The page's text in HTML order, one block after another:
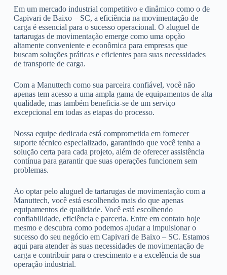
Em um mercado industrial competitivo e dinâmico como o de
Capivari de Baixo – SC, a eficiência na movimentação de
carga é essencial para o sucesso operacional. O aluguel de
tartarugas de movimentação emerge como uma opção
altamente conveniente e econômica para empresas que
buscam soluções práticas e eficientes para suas necessidades
de transporte de carga.
Com a Manuttech como sua parceira confiável, você não
apenas tem acesso a uma ampla gama de equipamentos de alta
qualidade, mas também beneficia-se de um serviço
excepcional em todas as etapas do processo.
Nossa equipe dedicada está comprometida em fornecer
suporte técnico especializado, garantindo que você tenha a
solução certa para cada projeto, além de oferecer assistência
contínua para garantir que suas operações funcionem sem
problemas.
Ao optar pelo aluguel de tartarugas de movimentação com a
Manuttech, você está escolhendo mais do que apenas
equipamentos de qualidade. Você está escolhendo
confiabilidade, eficiência e parceria. Entre em contato hoje
mesmo e descubra como podemos ajudar a impulsionar o
sucesso do seu negócio em Capivari de Baixo – SC. Estamos
aqui para atender às suas necessidades de movimentação de
carga e contribuir para o crescimento e a excelência de sua
operação industrial.